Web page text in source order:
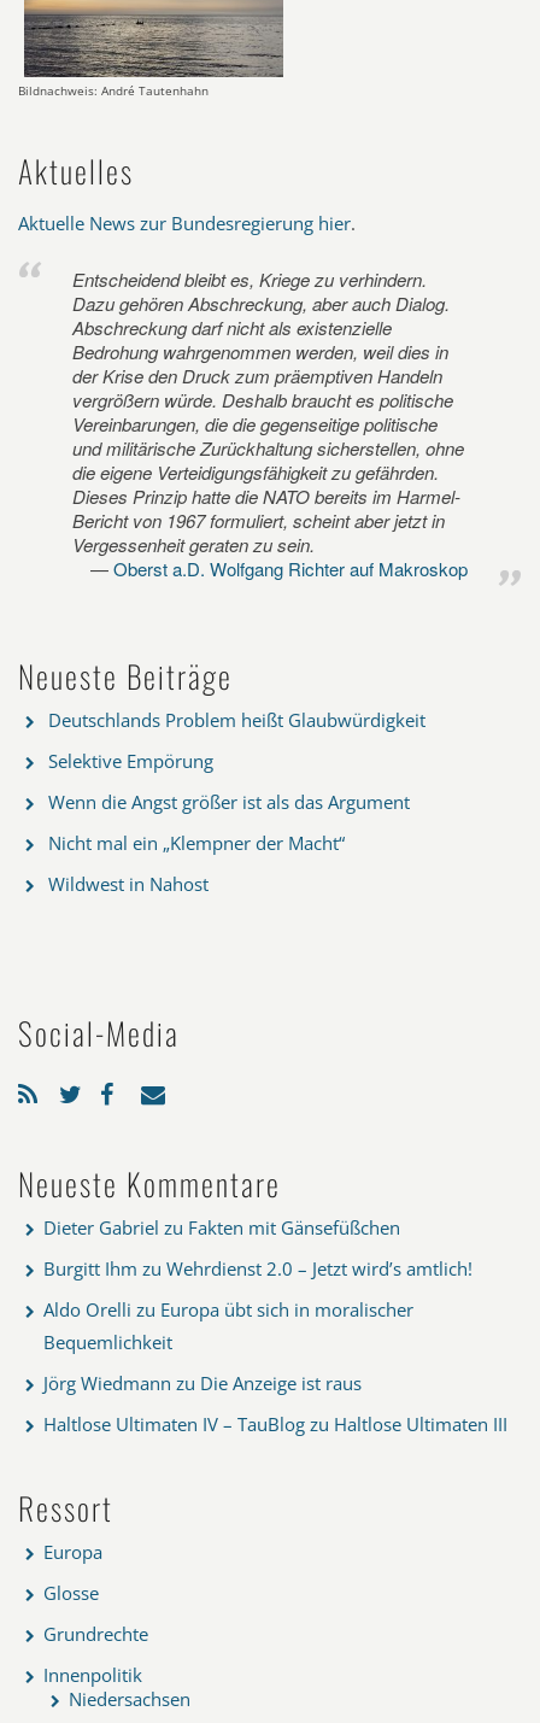
Bildnachweis: André Tautenhahn
Aktuelles
Aktuelle News zur Bundesregierung hier.
Entscheidend bleibt es, Kriege zu verhindern.
Dazu gehören Abschreckung, aber auch Dialog.
Abschreckung darf nicht als existenzielle
Bedrohung wahrgenommen werden, weil dies in
der Krise den Druck zum präemptiven Handeln
vergrößern würde. Deshalb braucht es politische
Vereinbarungen, die die gegenseitige politische
und militärische Zurückhaltung sicherstellen, ohne
die eigene Verteidigungsfähigkeit zu gefährden.
Dieses Prinzip hatte die NATO bereits im Harmel-
Bericht von 1967 formuliert, scheint aber jetzt in
Vergessenheit geraten zu sein.
Oberst a.D. Wolfgang Richter auf Makroskop
Neueste Beiträge
Deutschlands Problem heißt Glaubwürdigkeit
Selektive Empörung
Wenn die Angst größer ist als das Argument
Nicht mal ein „Klempner der Macht“
Wildwest in Nahost
Social-Media
Neueste Kommentare
Dieter Gabriel zu Fakten mit Gänsefüßchen
Burgitt Ihm zu Wehrdienst 2.0 – Jetzt wird’s amtlich!
Aldo Orelli zu Europa übt sich in moralischer
Bequemlichkeit
Jörg Wiedmann zu Die Anzeige ist raus
Haltlose Ultimaten IV – TauBlog zu Haltlose Ultimaten III
Ressort
Europa
Glosse
Grundrechte
Innenpolitik
Niedersachsen